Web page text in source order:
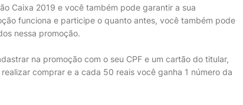
Caixa 2019 e você também pode garantir a sua
funciona e participe o quanto antes, você também pode
nessa promoção.
na promoção com o seu CPF e um cartão do titular,
comprar e a cada 50 reais você ganha 1 número da